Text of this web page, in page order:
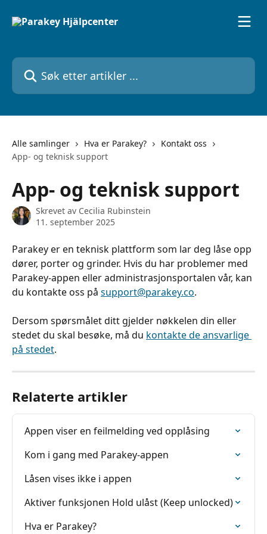
Søk etter artikler ...
Alle samlinger Hva er Parakey?
Kontakt oss
App- og teknisk support
App- og teknisk support
Skrevet av Cecilia Rubinstein
11. september 2025
Parakey er en teknisk plattform som lar deg låse opp
dører, porter og grinder. Hvis du har problemer med
Parakey-appen eller administrasjonsportalen vår, kan
du kontakte oss på support@parakey.co.
Dersom spørsmålet ditt gjelder nøkkelen din eller
stedet du skal besøke, må du kontakte de ansvarlige
på stedet.
Relaterte artikler
Appen viser en feilmelding ved opplåsing
Kom i gang med Parakey-appen
Låsen vises ikke i appen
Aktiver funksjonen Hold ulåst (Keep unlocked)
Hva er Parakey?